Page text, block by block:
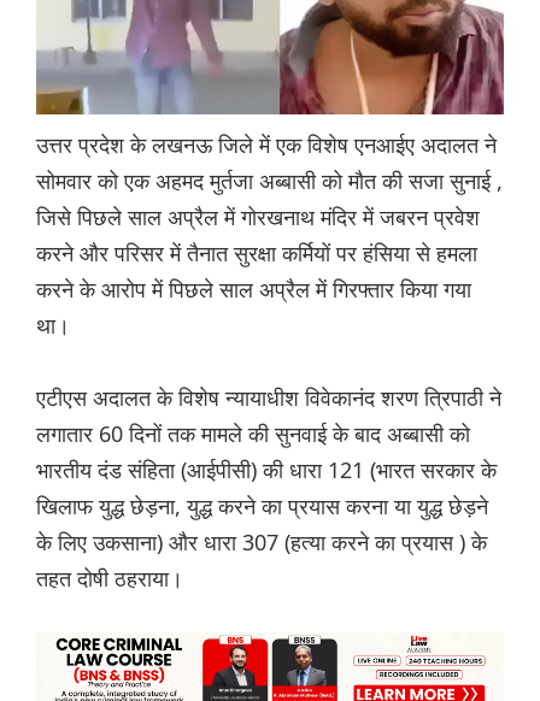
उत्तर प्रदेश के लखनऊ जिले में एक विशेष एनआईए अदालत ने
सोमवार को एक अहमद मुर्तजा अब्बासी को मौत की सजा सुनाई ,
जिसे पिछले साल अप्रैल में गोरखनाथ मंदिर में जबरन प्रवेश
करने और परिसर में तैनात सुरक्षा कर्मियों पर हंसिया से हमला
करने के आरोप में पिछले साल अप्रैल में गिरफ्तार किया गया
था।
एटीएस अदालत के विशेष न्यायाधीश विवेकानंद शरण त्रिपाठी ने
लगातार 60 दिनों तक मामले की सुनवाई के बाद अब्बासी को
भारतीय दंड संहिता (आईपीसी) की धारा 121 (भारत सरकार के
खिलाफ युद्ध छेड़ना, युद्ध करने का प्रयास करना या युद्ध छेड़ने
के लिए उकसाना) और धारा 307 (हत्या करने का प्रयास ) के
तहत दोषी ठहराया।